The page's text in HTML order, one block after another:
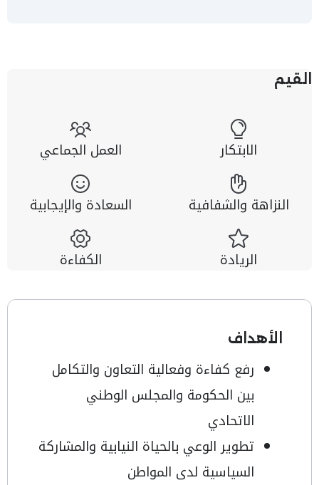
القيم
الابتكار العمل الجماعي
النزاهة والشفافية السعادة والإيجابية
الريادة الكفاءة
الأهداف
رفع كفاءة وفعالية التعاون والتكامل
بين الحكومة والمجلس الوطني
الاتحادي
تطوير الوعي بالحياة النيابية والمشاركة
السياسية لدى المواطن